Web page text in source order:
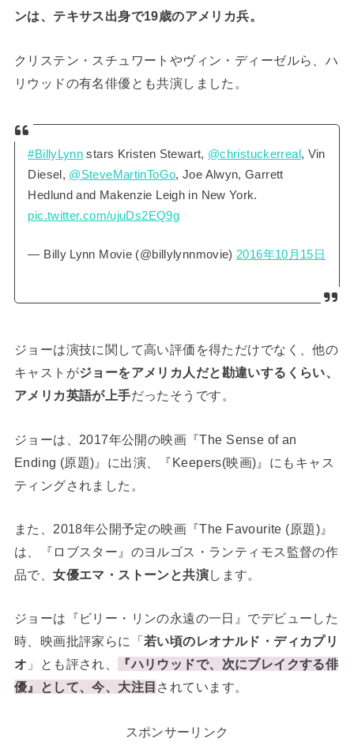
ンは、テキサス出身で19歳のアメリカ兵。
クリステン・スチュワートやヴィン・ディーゼルら、ハ
リウッドの有名俳優とも共演しました。
#BillyLynn stars Kristen Stewart, @christuckerreal, Vin
Diesel, @SteveMartinToGo, Joe Alwyn, Garrett
Hedlund and Makenzie Leigh in New York.
pic.twitter.com/ujuDs2EQ9g
— Billy Lynn Movie (@billylynnmovie)2016年10月15日
ジョーは演技に関して高い評価を得ただけでなく、他の
キャストがジョーをアメリカ人だと勘違いするくらい、
アメリカ英語が上手だったそうです。
ジョーは、2017年公開の映画『The Sense of an
Ending (原題)』に出演、『Keepers(映画)』にもキャス
ティングされました。
また、2018年公開予定の映画『The Favourite (原題)』
は、『ロブスター』のヨルゴス・ランティモス監督の作
品で、女優エマ・ストーンと共演します。
ジョーは『ビリー・リンの永遠の一日』でデビューした
時、映画批評家らに「若い頃のレオナルド・ディカプリ
オ 」とも評され、
『ハリウッドで、次にブレイクする俳
優』として、今、大注目 されています。
スポンサーリンク